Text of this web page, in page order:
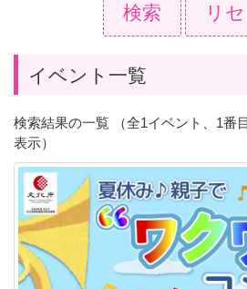
検索 リ
イベント一覧
検索結果の一覧 （全1イベント、1番
表示）